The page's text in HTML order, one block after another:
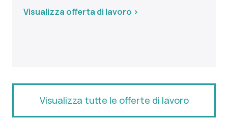
Visualizza offerta di lavoro >
Visualizza tutte le offerte di lavoro